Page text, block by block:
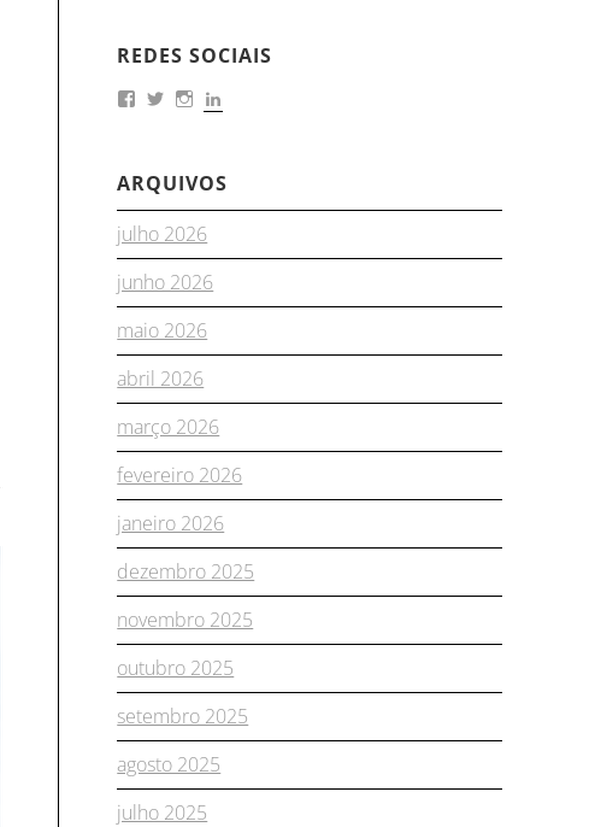
REDES SOCIAIS
ARQUIVOS
julho 2026
junho 2026
maio 2026
abril 2026
março 2026
fevereiro 2026
janeiro 2026
dezembro 2025
novembro 2025
outubro 2025
setembro 2025
agosto 2025
julho 2025